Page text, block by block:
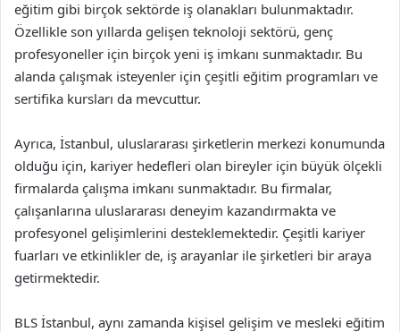
eğitim gibi birçok sektörde iş olanakları bulunmaktadır.
Özellikle son yıllarda gelişen teknoloji sektörü, genç
profesyoneller için birçok yeni iş imkanı sunmaktadır. Bu
alanda çalışmak isteyenler için çeşitli eğitim programları ve
sertifika kursları da mevcuttur.
Ayrıca, İstanbul, uluslararası şirketlerin merkezi konumunda
olduğu için, kariyer hedefleri olan bireyler için büyük ölçekli
firmalarda çalışma imkanı sunmaktadır. Bu firmalar,
çalışanlarına uluslararası deneyim kazandırmakta ve
profesyonel gelişimlerini desteklemektedir. Çeşitli kariyer
fuarları ve etkinlikler de, iş arayanlar ile şirketleri bir araya
getirmektedir.
BLS İstanbul, aynı zamanda kişisel gelişim ve mesleki eğitim